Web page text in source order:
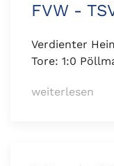
FVW -
Verdienter
Tore: 1:0
weiterlesen